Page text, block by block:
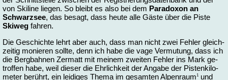
von Ski­line lie­gen. So bleibt es al­so bei dem Pa­ra­do­xon an
Schwarz­see, das be­sagt, dass heu­te al­le Gäs­te über die Pis­te
Ski­weg fah­ren.
Die Ge­schich­te lehrt aber auch, dass man nicht zwei Feh­ler gleich­
zei­tig mo­nie­ren soll­te, denn ich ha­be die va­ge Ver­mu­tung, dass ich
die Berg­bah­nen Zer­matt mit mei­nem zwei­ten Feh­ler ins Mark ge­
trof­fen ha­be, weil die­ser die Ehr­lich­keit der An­ga­be der Pis­ten­ki­lo­
me­ter be­rührt, ein lei­di­ges The­ma im ge­sam­ten Al­pen­raum1 und